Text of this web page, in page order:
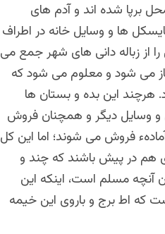
برپا شده اند و آدم های
ها و وسایل خانه در اطراف
از زباله دانی های شهر جمع می
می شود و معلوم می شود که
هرچند این بده و بستان ها
وسایل دیگر و همچنان فروش
فروش می شوند؛ اما این کل
هم در پیش باشند که چند و
آنچه مسلم است، اینکه این
که اط برج و باروی این خیمه